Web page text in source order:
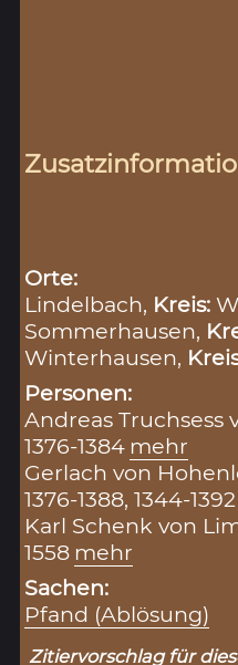
Orte:
Lindelbach, Kreis:
Sommerhausen,
Winterhausen,
Personen:
Andreas Truchsess
1376-1384 mehr
Gerlach von
1376-1388, 1344-1392
Karl Schenk von
1558 mehr
Sachen:
Pfand (Ablösung)
Zitiervorschlag für